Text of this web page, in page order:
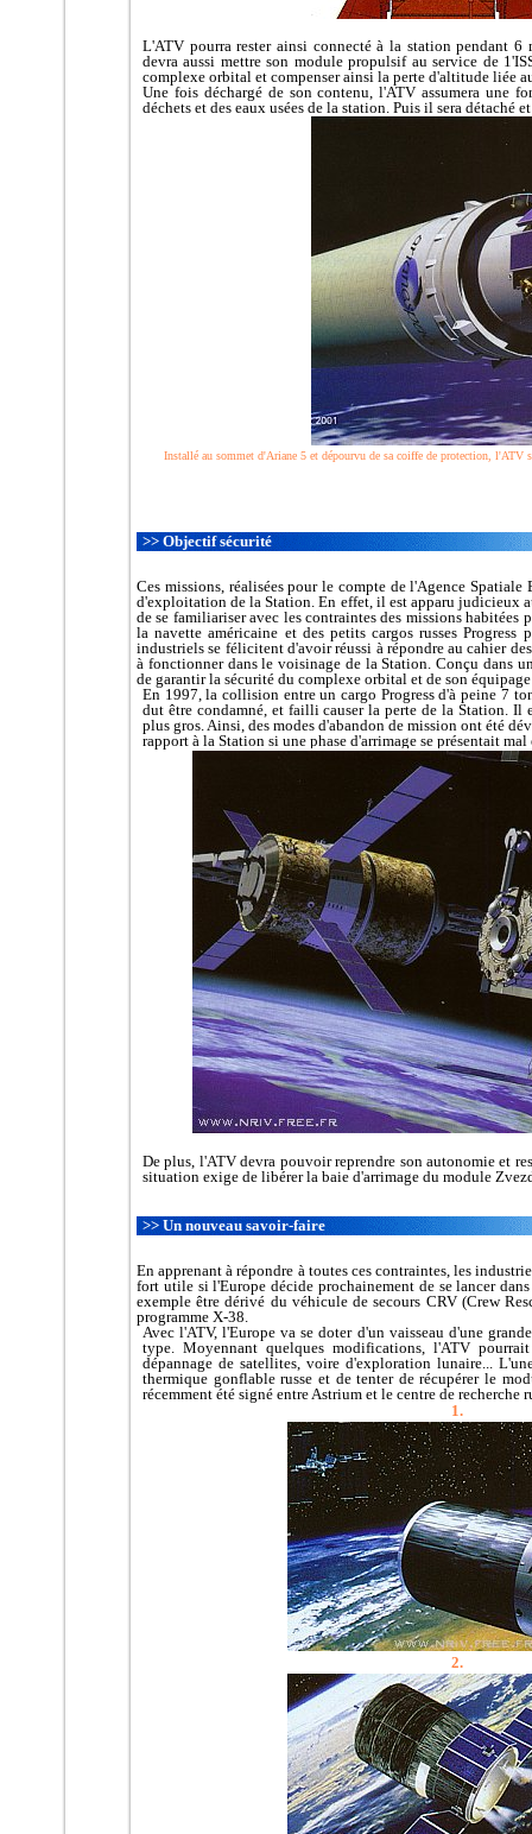
L'ATV pourra rester ainsi connecté à la station pendant
devra aussi mettre son module propulsif au service de
complexe orbital et compenser ainsi la perte d'altitude liée
Une fois déchargé de son contenu, l'ATV assumera une
déchets et des eaux usées de la station. Puis il sera détaché
Installé au sommet d'Ariane 5 et dépourvu de sa coiffe de protection, l'ATV
>> Objectif sécurité
Ces missions, réalisées pour le compte de l'Agence
d'exploitation de la Station. En effet, il est apparu judicieux
de se familiariser avec les contraintes des missions
la navette américaine et des petits cargos russes
industriels se félicitent d'avoir réussi à répondre au cahier
à fonctionner dans le voisinage de la Station. Conçu dans
de garantir la sécurité du complexe orbital et de son
En 1997, la collision entre un cargo Progress d'à peine 7
dut être condamné, et failli causer la perte de la Station.
plus gros. Ainsi, des modes d'abandon de mission ont été
rapport à la Station si une phase d'arrimage se présentait
De plus, l'ATV devra pouvoir reprendre son autonomie et
situation exige de libérer la baie d'arrimage du module
>> Un nouveau savoir-faire
En apprenant à répondre à toutes ces contraintes, les
fort utile si l'Europe décide prochainement de se lancer
exemple être dérivé du véhicule de secours CRV (Crew
programme X-38.
Avec l'ATV, l'Europe va se doter d'un vaisseau d'une
type. Moyennant quelques modifications, l'ATV
dépannage de satellites, voire d'exploration lunaire...
thermique gonflable russe et de tenter de récupérer le
récemment été signé entre Astrium et le centre de recherche
1.
2.